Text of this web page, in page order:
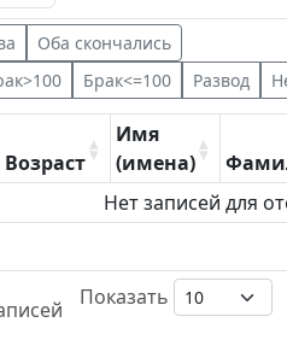
Оба скончались
Брак<=100 Развод
Возраст
Имя
(имена)
Нет записей для
Показать